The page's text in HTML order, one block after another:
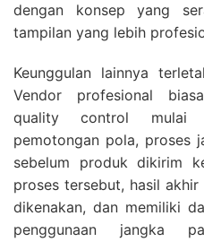
dengan konsep yang
tampilan yang lebih
Keunggulan lainnya
Vendor profesional
quality control mulai
pemotongan pola, proses
sebelum produk dikirim
proses tersebut, hasil
dikenakan, dan memiliki
penggunaan jangka